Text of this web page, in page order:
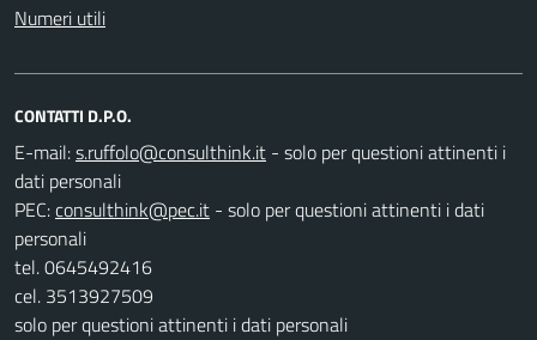
Numeri utili
CONTATTI D.P.O.
E-mail:
- solo per questioni attinenti i
dati personali
PEC:
- solo per questioni attinenti i dati
personali
tel. 0645492416
cel. 3513927509
solo per questioni attinenti i dati personali